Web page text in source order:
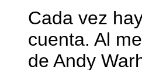
Cada vez
cuenta. Al
de Andy